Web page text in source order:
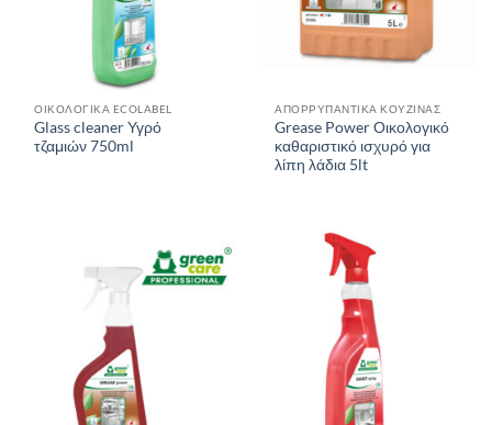
ΟΙΚΟΛΟΓΙΚΑ ECOLABEL
Glass cleaner Υγρό
τζαμιών 750ml
ΑΠΟΡΡΥΠΑΝΤΙΚΑ ΚΟΥΖΙΝΑΣ
Grease Power Οικολογικό
καθαριστικό ισχυρό για
λίπη λάδια 5lt